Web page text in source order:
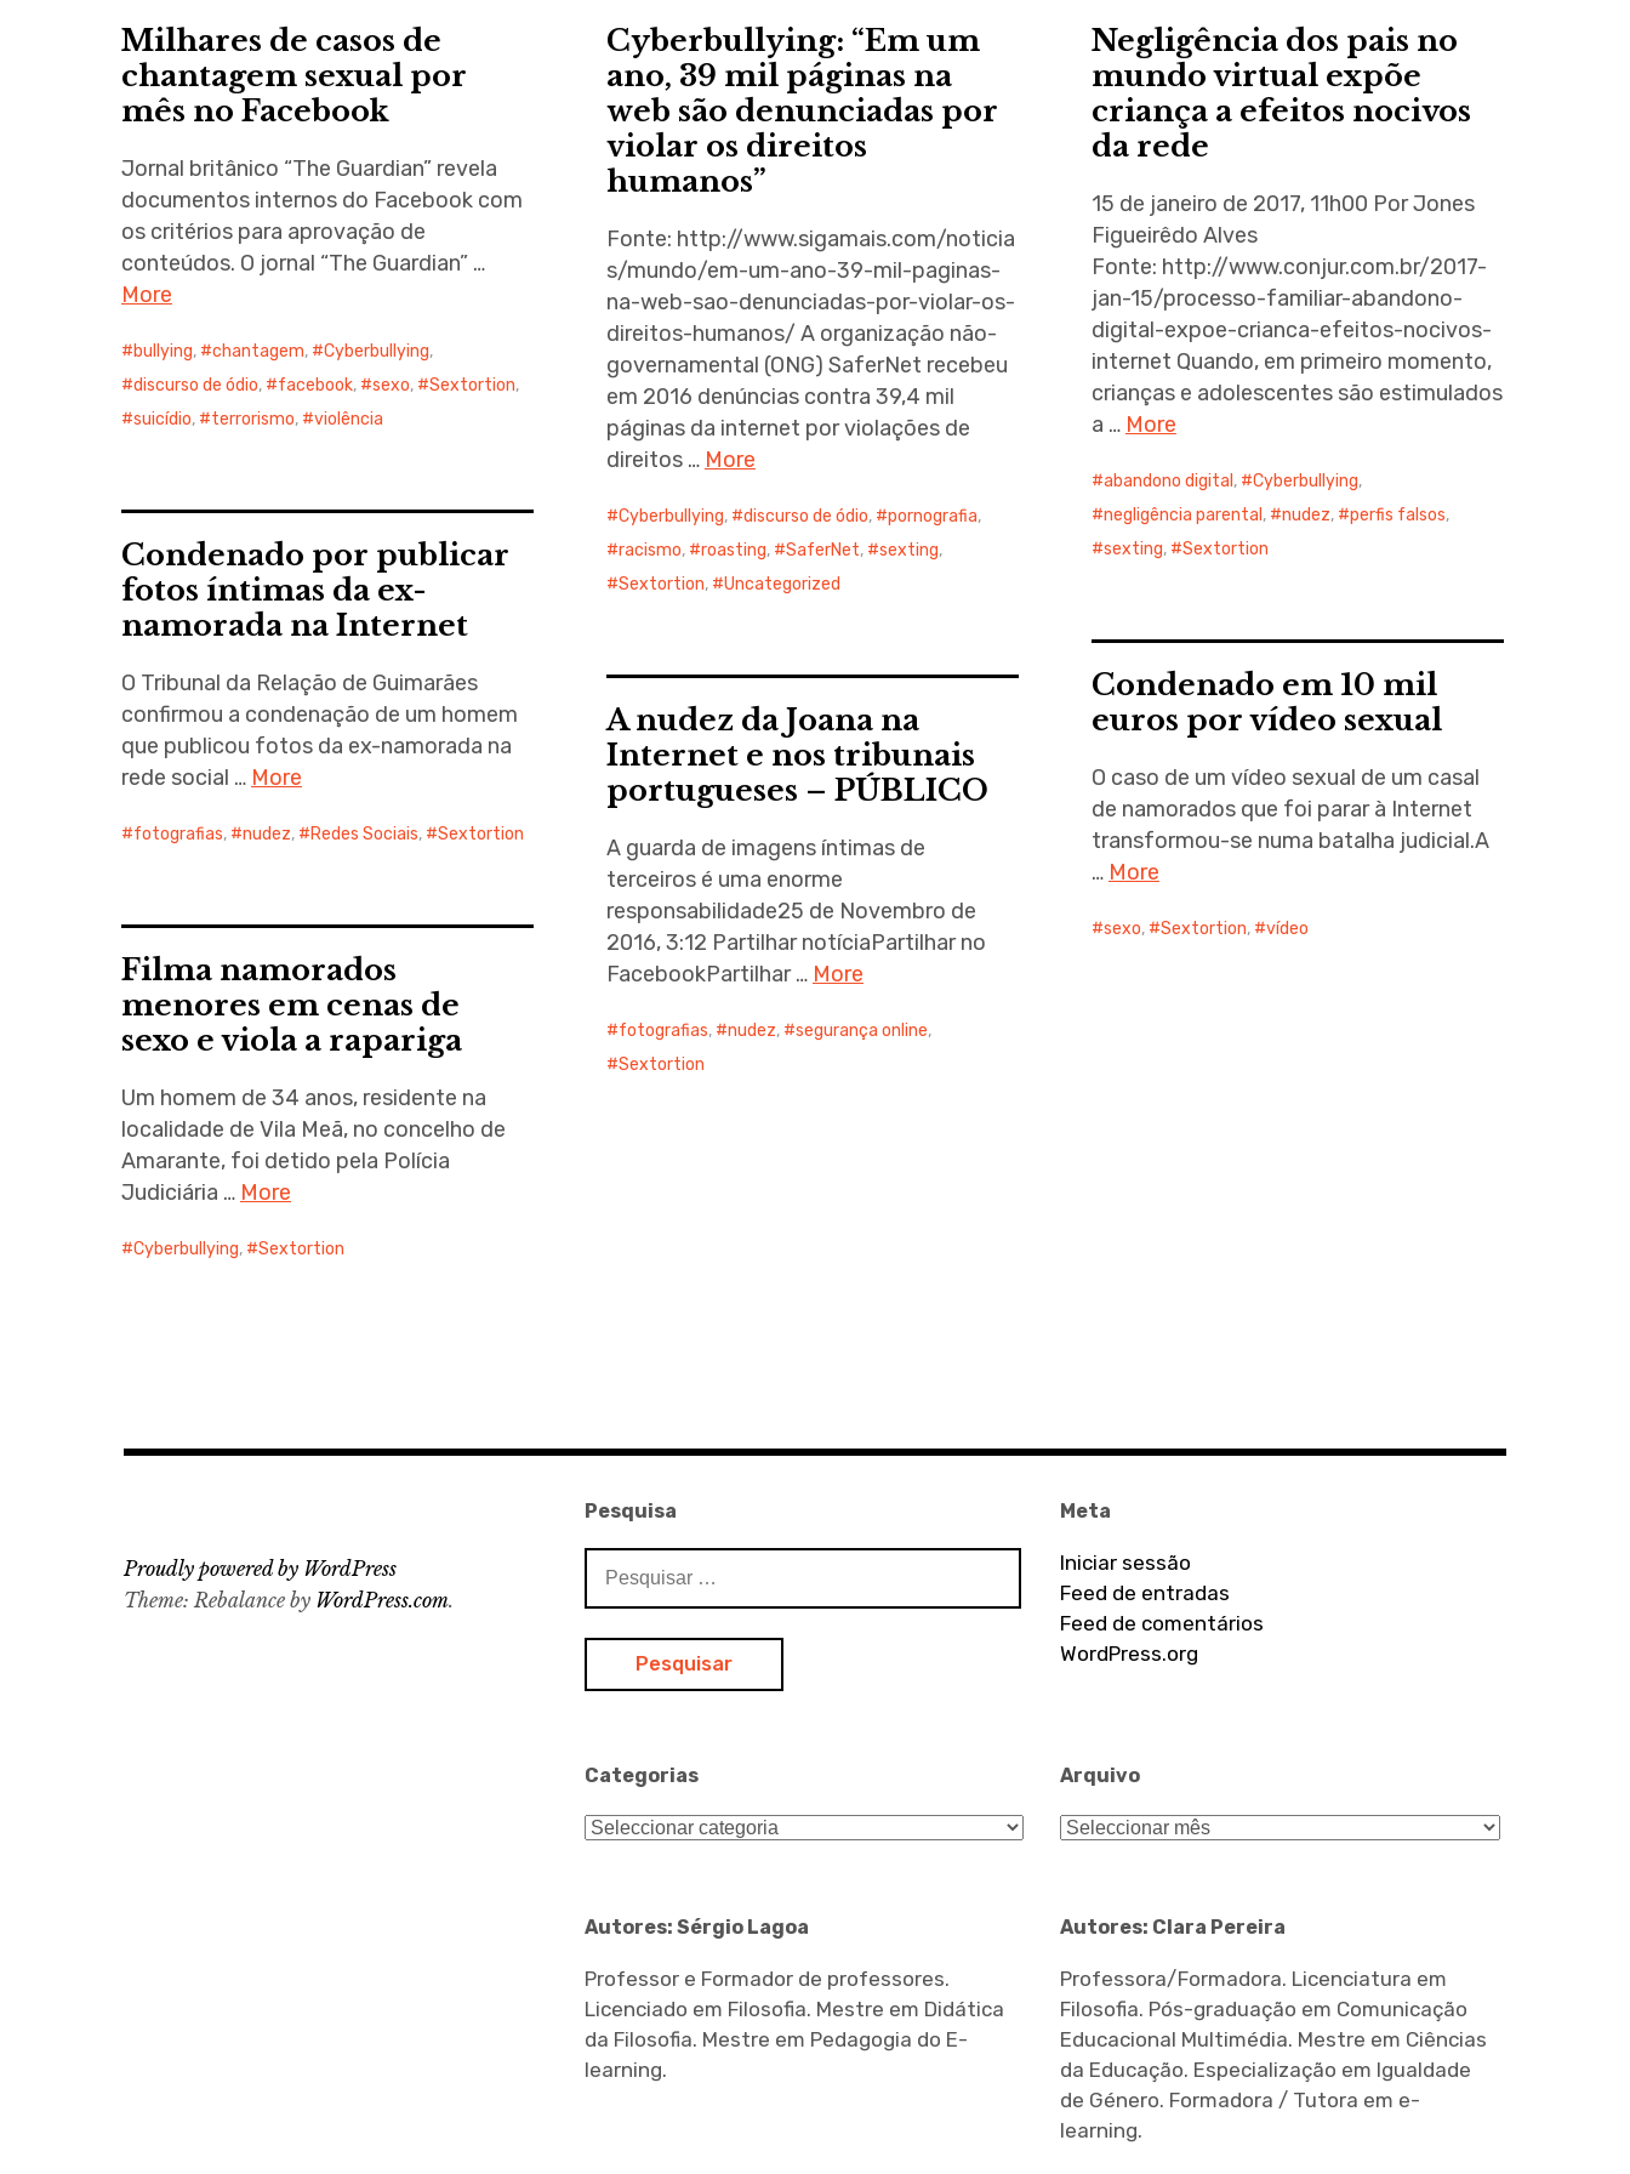
Milhares de casos de
chantagem sexual por
mês no Facebook
Jornal britânico “The Guardian” revela
documentos internos do Facebook com
os critérios para aprovação de
conteúdos. O jornal “The Guardian” …
More
bullying, chantagem, Cyberbullying,
discurso de ódio, facebook, sexo, Sextortion,
suicídio, terrorismo, violência
Cyberbullying: “Em um
ano, 39 mil páginas na
web são denunciadas por
violar os direitos
humanos”
Fonte: http://www.sigamais.com/noticia
s/mundo/em-um-ano-39-mil-paginas-
na-web-sao-denunciadas-por-violar-os-
direitos-humanos/ A organização não-
governamental (ONG) SaferNet recebeu
em 2016 denúncias contra 39,4 mil
páginas da internet por violações de
direitos … More
Cyberbullying, discurso de ódio, pornografia,
racismo, roasting, SaferNet, sexting,
Sextortion, Uncategorized
Negligência dos pais no
mundo virtual expõe
criança a efeitos nocivos
da rede
15 de janeiro de 2017, 11h00 Por Jones
Figueirêdo Alves
Fonte: http://www.conjur.com.br/2017-
jan-15/processo-familiar-abandono-
digital-expoe-crianca-efeitos-nocivos-
internet Quando, em primeiro momento,
crianças e adolescentes são estimulados
a … More
abandono digital , Cyberbullying,
negligência parental , nudez, perfis falsos,
sexting, Sextortion
Condenado por publicar
fotos íntimas da ex-
namorada na Internet
O Tribunal da Relação de Guimarães
confirmou a condenação de um homem
que publicou fotos da ex-namorada na
rede social … More
fotografias, nudez, Redes Sociais, Sextortion
Condenado em 10 mil
euros por vídeo sexual
O caso de um vídeo sexual de um casal
de namorados que foi parar à Internet
transformou-se numa batalha judicial.A
… More
sexo, Sextortion, vídeo
A nudez da Joana na
Internet e nos tribunais
portugueses – PÚBLICO
A guarda de imagens íntimas de
terceiros é uma enorme
responsabilidade25 de Novembro de
2016, 3:12 Partilhar notíciaPartilhar no
FacebookPartilhar … More
fotografias, nudez, segurança online,
Sextortion
Filma namorados
menores em cenas de
sexo e viola a rapariga
Um homem de 34 anos, residente na
localidade de Vila Meã, no concelho de
Amarante, foi detido pela Polícia
Judiciária … More
Cyberbullying, Sextortion
Pesquisa
por:
Meta
Iniciar sessão
Feed de entradas
Feed de comentários
WordPress.org
Categorias
Categorias
Arquivo
Arquivo
Autores: Sérgio Lagoa
Professor e Formador de professores.
Licenciado em Filosofia. Mestre em Didática
da Filosofia. Mestre em Pedagogia do E-
learning.
Autores: Clara Pereira
Professora/Formadora. Licenciatura em
Filosofia. Pós-graduação em Comunicação
Educacional Multimédia. Mestre em Ciências
da Educação. Especialização em Igualdade
de Género. Formadora / Tutora em e-
learning.
Proudly powered by WordPress
Theme: Rebalance by WordPress.com.